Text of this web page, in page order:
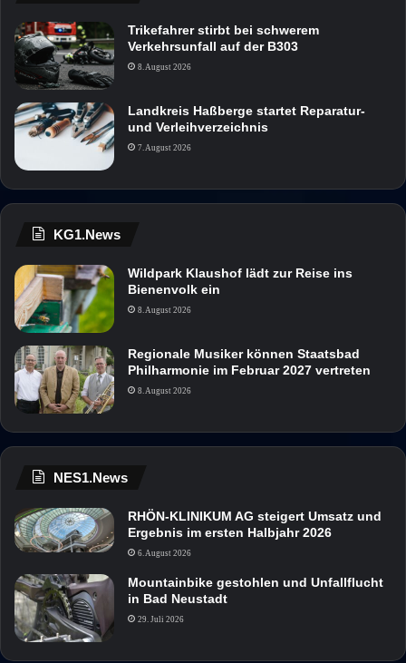
Trikefahrer stirbt bei schwerem
Verkehrsunfall auf der B303
8. August 2026
Landkreis Haßberge startet Reparatur-
und Verleihverzeichnis
7. August 2026
KG1.News
Wildpark Klaushof lädt zur Reise ins
Bienenvolk ein
8. August 2026
Regionale Musiker können Staatsbad
Philharmonie im Februar 2027 vertreten
8. August 2026
NES1.News
RHÖN-KLINIKUM AG steigert Umsatz und
Ergebnis im ersten Halbjahr 2026
6. August 2026
Mountainbike gestohlen und Unfallflucht
in Bad Neustadt
29. Juli 2026